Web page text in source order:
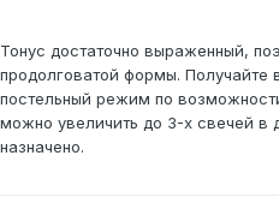
Тонус достаточно выраженный,
продолговатой формы. Получайте
постельный режим по
можно увеличить до 3-х свечей в
назначено.